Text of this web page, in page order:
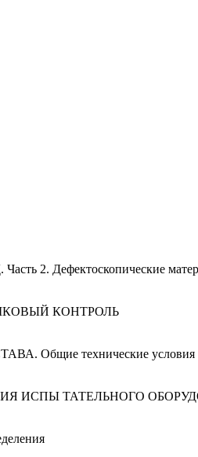
2. Дефектоскопические
КОНТРОЛЬ
Общие технические условия
ИСПЫ ТАТЕЛЬНОГО